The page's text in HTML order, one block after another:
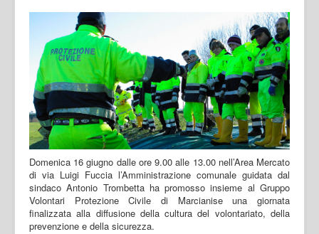
Domenica 16 giugno dalle ore 9.00 alle 13.00 nell’Area Mercato
di via Luigi Fuccia l’Amministrazione comunale guidata dal
sindaco Antonio Trombetta ha promosso insieme al Gruppo
Volontari Protezione Civile di Marcianise una giornata
finalizzata alla diffusione della cultura del volontariato, della
prevenzione e della sicurezza.